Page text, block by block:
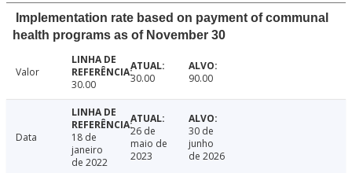
Implementation rate based on payment of communal
health programs as of November 30
Valor
30.00
30.00 90.00
Data
18 de
janeiro
de 2022
26 de
maio de
2023
30 de
junho
de 2026